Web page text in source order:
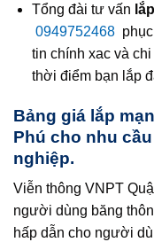
Tổng đài tư vấn
0949752468
tin chính xac và
thời điểm bạn lắp
Bảng giá lắp
Phú cho nhu
nghiệp.
Viễn thông VNPT
người dùng băng
hấp dẫn cho người